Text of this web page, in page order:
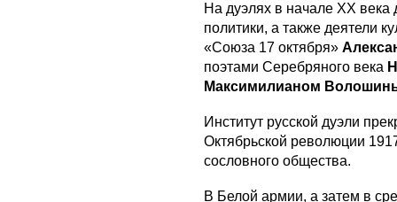
На дуэлях в начале XX
политики, а также деятели
«Союза 17 октября»
поэтами Серебряного века
Максимилианом
Институт русской дуэли
Октябрьской революции
сословного общества.
В Белой армии, а затем в